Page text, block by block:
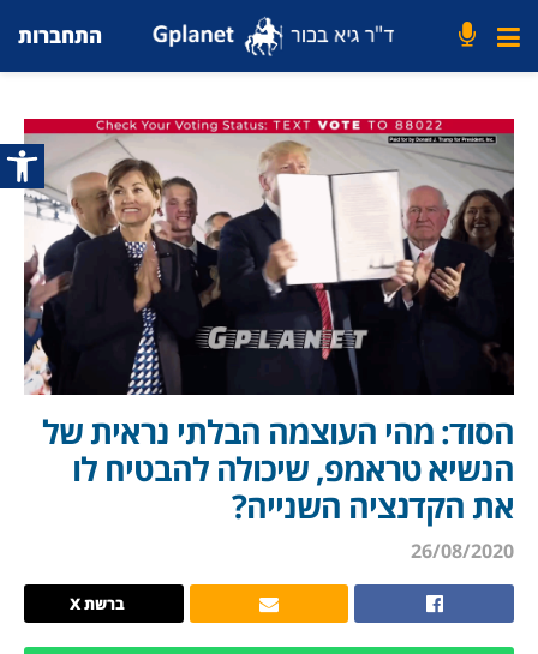
פתח
התחברות
הסוד: מהי העוצמה הבלתי נראית של
הנשיא טראמפ, שיכולה להבטיח לו
את הקדנציה השנייה?
26/08/2020
ברשת X